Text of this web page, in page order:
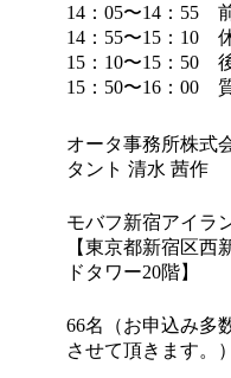
14：05〜14：55
14：55〜15：10
15：10〜15：50
15：50〜16：00
オータ事務所株
タント 清水 茜作
モバフ新宿アイラ
【東京都新宿区西
ドタワー20階】
66名（お申込み多
させて頂きます。